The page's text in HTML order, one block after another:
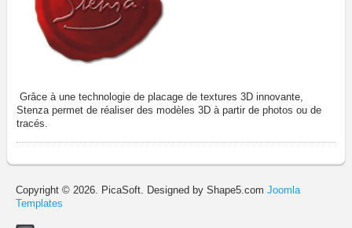
Grâce à une technologie de placage de textures 3D innovante,
Stenza permet de réaliser des modèles 3D à partir de photos ou de
tracés.
Copyright © 2026. PicaSoft. Designed by Shape5.com Joomla
Templates